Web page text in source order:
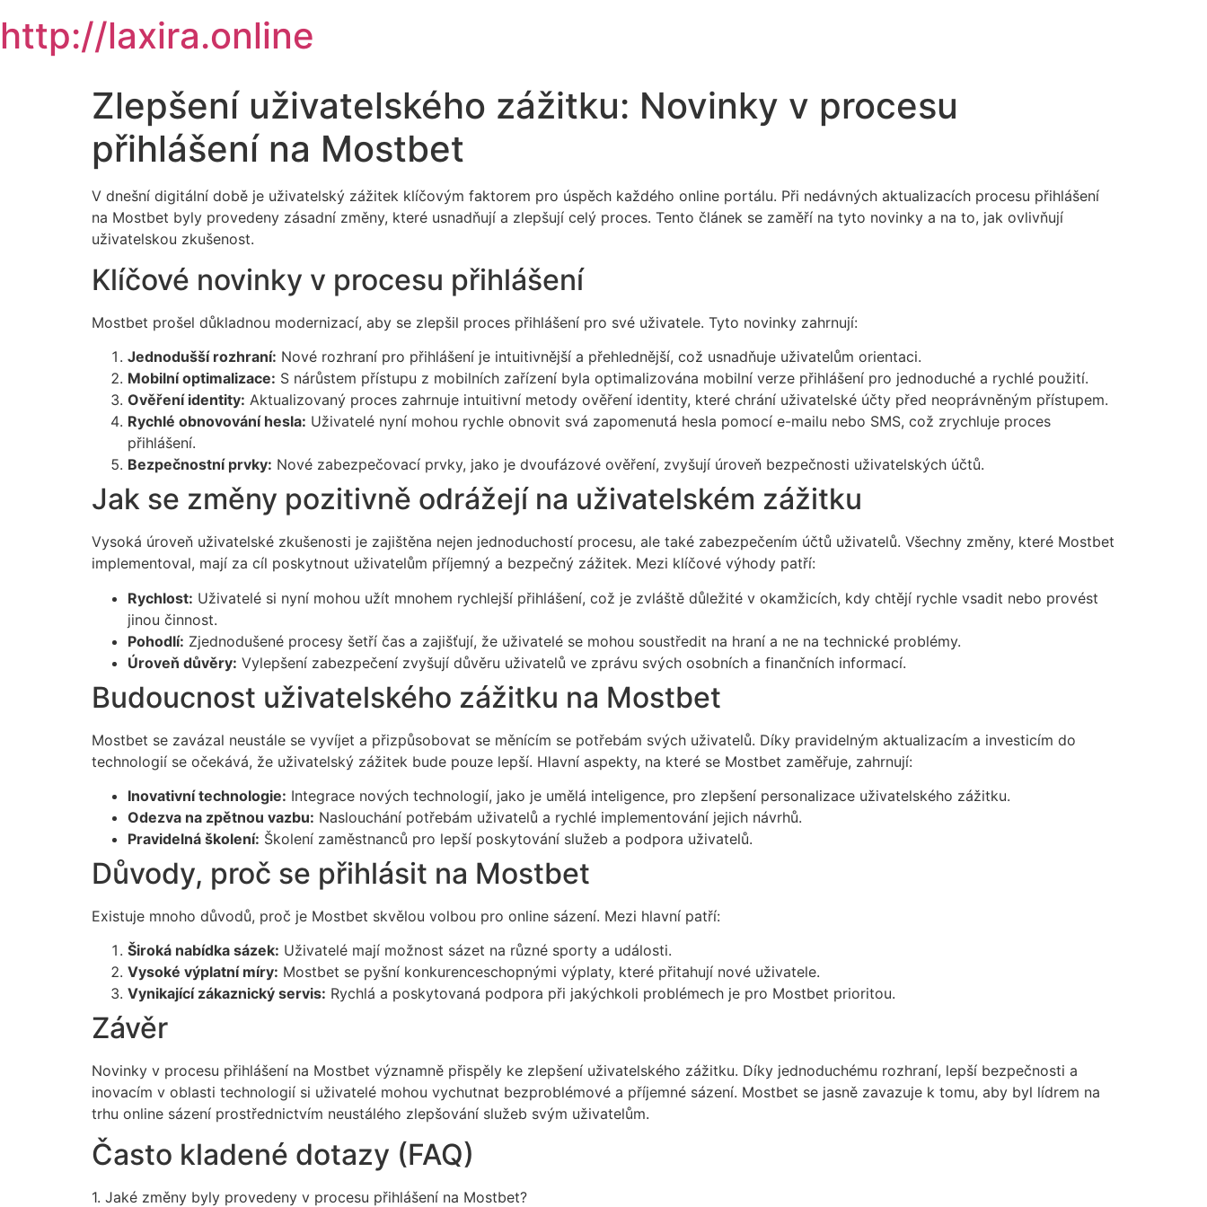
to
content
http://laxira.online
Zlepšení uživatelského zážitku: Novinky v procesu
přihlášení na Mostbet
V dnešní digitální době je uživatelský zážitek klíčovým faktorem pro úspěch každého online portálu. Při nedávných aktualizacích procesu přihlášení
na Mostbet byly provedeny zásadní změny, které usnadňují a zlepšují celý proces. Tento článek se zaměří na tyto novinky a na to, jak ovlivňují
uživatelskou zkušenost.
Klíčové novinky v procesu přihlášení
Mostbet prošel důkladnou modernizací, aby se zlepšil proces přihlášení pro své uživatele. Tyto novinky zahrnují:
Jednodušší rozhraní: Nové rozhraní pro přihlášení je intuitivnější a přehlednější, což usnadňuje uživatelům orientaci.
Mobilní optimalizace: S nárůstem přístupu z mobilních zařízení byla optimalizována mobilní verze přihlášení pro jednoduché a rychlé použití.
Ověření identity: Aktualizovaný proces zahrnuje intuitivní metody ověření identity, které chrání uživatelské účty před neoprávněným přístupem.
Rychlé obnovování hesla: Uživatelé nyní mohou rychle obnovit svá zapomenutá hesla pomocí e-mailu nebo SMS, což zrychluje proces
přihlášení.
Bezpečnostní prvky: Nové zabezpečovací prvky, jako je dvoufázové ověření, zvyšují úroveň bezpečnosti uživatelských účtů.
Jak se změny pozitivně odrážejí na uživatelském zážitku
Vysoká úroveň uživatelské zkušenosti je zajištěna nejen jednoduchostí procesu, ale také zabezpečením účtů uživatelů. Všechny změny, které Mostbet
implementoval, mají za cíl poskytnout uživatelům příjemný a bezpečný zážitek. Mezi klíčové výhody patří:
Rychlost: Uživatelé si nyní mohou užít mnohem rychlejší přihlášení, což je zvláště důležité v okamžicích, kdy chtějí rychle vsadit nebo provést
jinou činnost.
Pohodlí: Zjednodušené procesy šetří čas a zajišťují, že uživatelé se mohou soustředit na hraní a ne na technické problémy.
Úroveň důvěry: Vylepšení zabezpečení zvyšují důvěru uživatelů ve zprávu svých osobních a finančních informací.
Budoucnost uživatelského zážitku na Mostbet
Mostbet se zavázal neustále se vyvíjet a přizpůsobovat se měnícím se potřebám svých uživatelů. Díky pravidelným aktualizacím a investicím do
technologií se očekává, že uživatelský zážitek bude pouze lepší. Hlavní aspekty, na které se Mostbet zaměřuje, zahrnují:
Inovativní technologie: Integrace nových technologií, jako je umělá inteligence, pro zlepšení personalizace uživatelského zážitku.
Odezva na zpětnou vazbu: Naslouchání potřebám uživatelů a rychlé implementování jejich návrhů.
Pravidelná školení: Školení zaměstnanců pro lepší poskytování služeb a podpora uživatelů.
Důvody, proč se přihlásit na Mostbet
Existuje mnoho důvodů, proč je Mostbet skvělou volbou pro online sázení. Mezi hlavní patří:
Široká nabídka sázek: Uživatelé mají možnost sázet na různé sporty a události.
Vysoké výplatní míry: Mostbet se pyšní konkurenceschopnými výplaty, které přitahují nové uživatele.
Vynikající zákaznický servis: Rychlá a poskytovaná podpora při jakýchkoli problémech je pro Mostbet prioritou.
Závěr
Novinky v procesu přihlášení na Mostbet významně přispěly ke zlepšení uživatelského zážitku. Díky jednoduchému rozhraní, lepší bezpečnosti a
inovacím v oblasti technologií si uživatelé mohou vychutnat bezproblémové a příjemné sázení. Mostbet se jasně zavazuje k tomu, aby byl lídrem na
trhu online sázení prostřednictvím neustálého zlepšování služeb svým uživatelům.
Často kladené dotazy (FAQ)
1. Jaké změny byly provedeny v procesu přihlášení na Mostbet?